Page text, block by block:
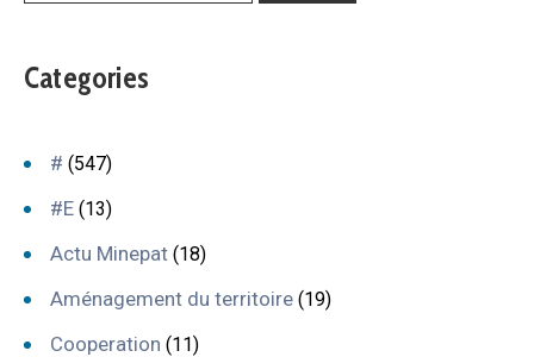
Categories
# (547)
#E (13)
Actu Minepat (18)
Aménagement du territoire (19)
Cooperation (11)